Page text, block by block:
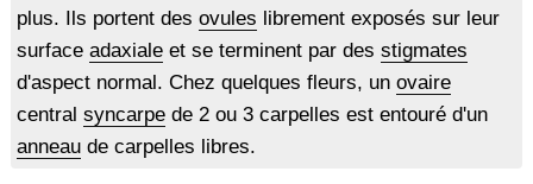
plus. Ils portent des ovules librement exposés sur leur
surface adaxialeet se terminent par des stigmates
d'aspect normal. Chez quelques fleurs, un ovaire
central syncarpede 2 ou 3 carpelles est entouré d'un
anneaude carpelles libres.